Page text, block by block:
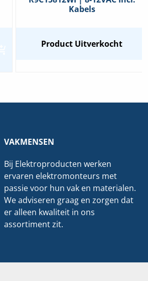
Kabels
Product Uitverkocht
VAKMENSEN
Bij Elektroproducten werken
ervaren elektromonteurs met
passie voor hun vak en materialen.
We adviseren graag en zorgen dat
er alleen kwaliteit in ons
assortiment zit.